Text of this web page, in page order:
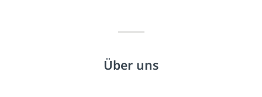
Über uns